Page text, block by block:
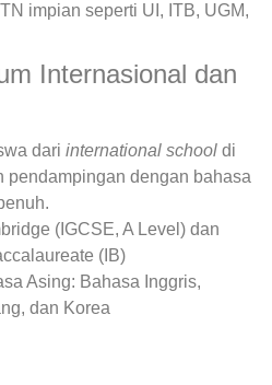
impian seperti UI, ITB, UGM,
Internasional dan
dari international school di
pendampingan dengan bahasa
(IGCSE, A Level) dan
(IB)
Asing: Bahasa Inggris,
dan Korea